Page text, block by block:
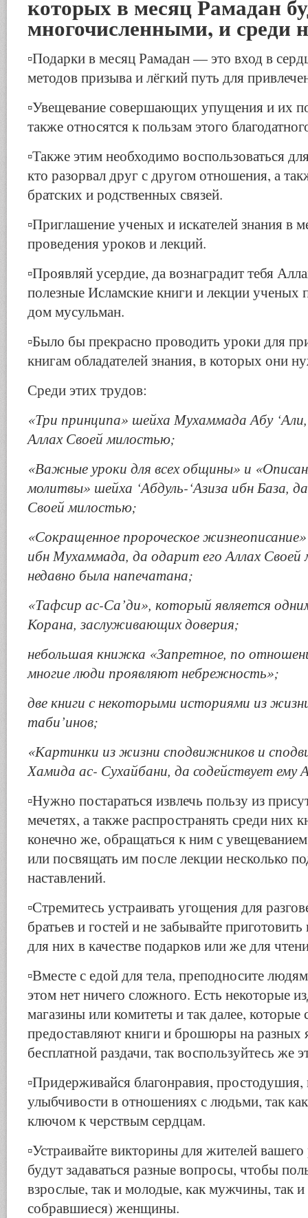
которых в месяц Рамадан
многочисленными, и среди
▫️Подарки в месяц Рамадан — это вход в
методов призыва и лёгкий путь для
▫️Увещевание совершающих упущения и их
также относятся к пользам этого
▫️Также этим необходимо воспользоваться
кто разорвал друг с другом отношения, а
братских и родственных связей.
▫️Приглашение ученых и искателей знания в
проведения уроков и лекций.
▫️Проявляй усердие, да вознаградит тебя
полезные Исламские книги и лекции ученых
дом мусульман.
▫️Было бы прекрасно проводить уроки для
книгам обладателей знания, в которых они
Среди этих трудов:
«Три принципа» шейха Мухаммада Абу
Аллах Своей милостью;
«Важные уроки для всех общины» и
молитвы» шейха ‘Абдуль-‘Азиза ибн База,
Своей милостью;
«Сокращенное пророческое
ибн Мухаммада, да одарит его Аллах
недавно была напечатана;
«Тафсир ас-Са’ди», который является
Корана, заслуживающих доверия;
небольшая книжка «Запретное, по
многие люди проявляют небрежность»;
две книги с некоторыми историями из
таби’инов;
«Картинки из жизни сподвижников и
Хамида ас- Сухайбани, да содействует ему
▫️Нужно постараться извлечь пользу из
мечетях, а также распространять среди них
конечно же, обращаться к ним с
или посвящать им после лекции несколько
наставлений.
▫️Стремитесь устраивать угощения для
братьев и гостей и не забывайте
для них в качестве подарков или же для
▫️Вместе с едой для тела, преподносите
этом нет ничего сложного. Есть некоторые
магазины или комитеты и так далее, которые
предоставляют книги и брошюры на разных
бесплатной раздачи, так воспользуйтесь же
▫️Придерживайся благонравия, простодушия,
улыбчивости в отношениях с людьми, так как
ключом к черствым сердцам.
▫️Устраивайте викторины для жителей
будут задаваться разные вопросы, чтобы
взрослые, так и молодые, как мужчины, так и
собравшиеся) женщины.